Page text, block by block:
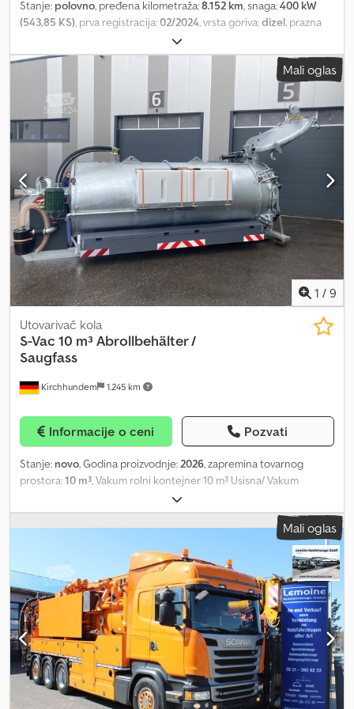
bara 1x Hammelmann HDP 146 oko 309 l/min pri 200 bara 1x
Hammelmann HDP 146 oko 309 l/min pri 200 bara Veliki HD kolut:
DN 32 za oko 320 metara (plastika) sa brojačem metara Mali HD
kolut: DN 12 za oko 80 metara (guma) Povrat vode: Proizvođač:
Caprari Tip: Mec-AZ2/65 B oko 570 litara/min Dodatne liste
opreme, tehnički podaci ili fotografije na upit!!! Podaci bez
garancije/uz mogućnost greške! Informacije na internetu su
neobavezujući opisi i ne predstavljaju garantovane karakteristike.
Prodavac ne odgovara za greške, greške u unosu i prenosu
podataka. Zadržavamo pravo na izmenu. Stalan otkup i prodaja,
kao i zamena i iznajmljivanje komunalne opreme, vozila za čišćenje
i odvodnjavanje kanala, odvoz tečnog i opasnog otpada.
Dsdevvfhgjpfx Ah Rjkr !!! Cenovne ponude se daju isključivo na
pismeni zahtev putem email-a uz dostavljanje adrese preduzeća !!!
Stanje: polovno, pređena kilometraža:8.152 km, snaga:400 kW
(543,85 KS), prva registracija:02/2024, vrsta goriva:dizel, prazna
, maksimalna nosivost:
težina:40.000 kg, konfiguracija osovina:4x2, sledeća inspekcija
, tip prenosa:
, emisioni razred:Euro 6
, ukupna širina:
25.500 mm, radna težina: 18.000 kg
dizalica, klima
uređaj,
Mali oglas
1 / 9
Kirchhundem 1.245 km
Utovarivač kola
S-Vac 10 m³ Abrollbehälter /
Saugfass
Informacije o ceni Pozvati
Stanje: novo, Godina proizvodnje:2026, zapremina tovarnog
prostora:10 m³, Vakum rolni kontejner 10 m³ Usisna/ Vakum
cisterna • Na podramu DIN 30722 – dužina 6060 mm • Čelični
rezervoar, kapaciteta 10.000 litara Dkodpfx Asu Iuf Noh Rjr •
Kontejner i podram pocinkovani vrućim cinkovanjem • Ugaoni ram
celom dužinom, u kontinuitetu zavaren • Projektovan za
maksimalni pritisak 0,5 bara • Projektovan za maksimalni vakum 1,0
bar • 2 komada separatora tečnosti • Sigurnosni sistem: Poklopac
otvora, regulacioni ventil • Sigurnosni otvor sa povratnim ventilom
protiv prelivanja • Mehanički indikator nivoa sa skalom • 2
unutrašnje pregrade protiv ljuljanja, ojačane T-profil prstenom •
Usisni priključak na zadnjem dnu 4" x Ø108 Perrot priključak •
Usisni priključak sa leve strane 4" x Ø108 Perrot priključak • Kutije
za alat i creva sa poklopcem sa obe strane, zaključavanje •
Motorna jedinica postavljena između kontejnera i prednjeg rolo
Mali oglas